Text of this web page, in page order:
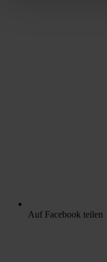
Auf Facebook teilen